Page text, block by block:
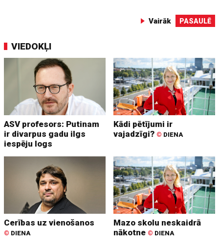
Vairāk PASAULĒ
VIEDOKĻI
ASV profesors: Putinam
ir divarpus gadu ilgs
iespēju logs
Kādi pētījumi ir
vajadzīgi? © DIENA
Cerības uz vienošanos
© DIENA
Mazo skolu neskaidrā
nākotne © DIENA